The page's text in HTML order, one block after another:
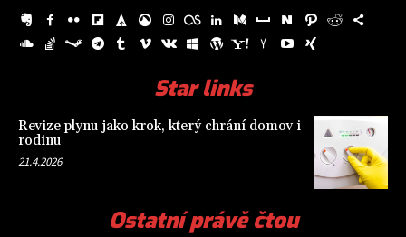
Star links
Revize plynu jako krok, který chrání domov i
rodinu
21.4.2026
Ostatní právě čtou